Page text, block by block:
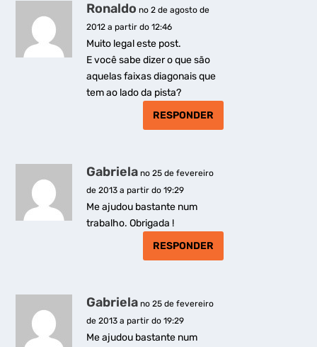
Ronaldo no 2 de agosto de
2012 a partir do 12:46
Muito legal este post.
E você sabe dizer o que são
aquelas faixas diagonais que
tem ao lado da pista?
RESPONDER
Gabriela no 25 de fevereiro
de 2013 a partir do 19:29
Me ajudou bastante num
trabalho. Obrigada !
RESPONDER
Gabriela no 25 de fevereiro
de 2013 a partir do 19:29
Me ajudou bastante num